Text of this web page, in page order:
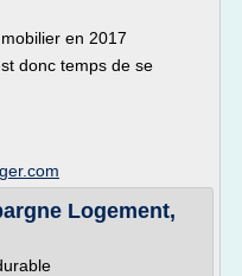
en 2017
donc temps de se
Logement,